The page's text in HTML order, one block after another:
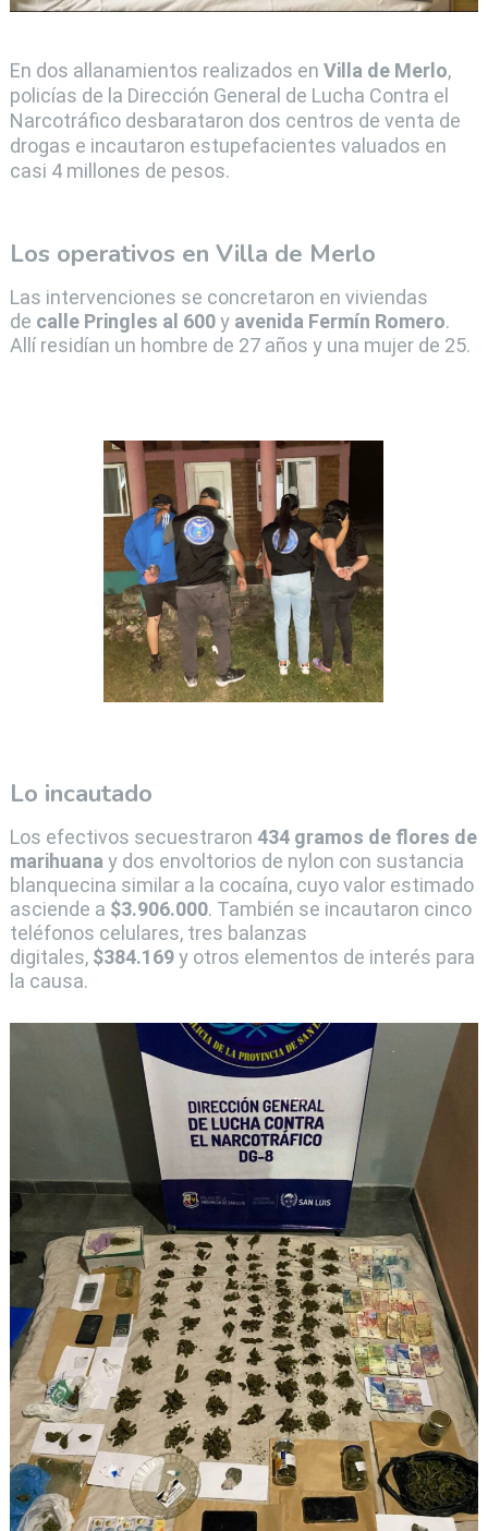
En dos allanamientos realizados en Villa de Merlo,
policías de la Dirección General de Lucha Contra el
Narcotráfico desbarataron dos centros de venta de
drogas e incautaron estupefacientes valuados en
casi 4 millones de pesos.
Los operativos en Villa de Merlo
Las intervenciones se concretaron en viviendas
de calle Pringles al 600y avenida Fermín Romero.
Allí residían un hombre de 27 años y una mujer de 25.
Lo incautado
Los efectivos secuestraron 434 gramos de flores de
marihuana y dos envoltorios de nylon con sustancia
blanquecina similar a la cocaína, cuyo valor estimado
asciende a $3.906.000. También se incautaron cinco
teléfonos celulares, tres balanzas
digitales, $384.169y otros elementos de interés para
la causa.